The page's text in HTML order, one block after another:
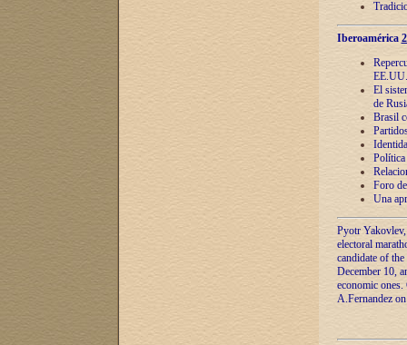
Iberoamérica
EE.UU.
El
de
Brasil
Política
Foro
Una
Pyotr
electoral
candidate of
December 10,
economic
A.Fernandez